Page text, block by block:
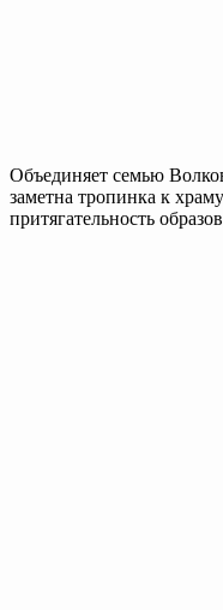
Объединяет семью
заметна тропинка к
притягательность